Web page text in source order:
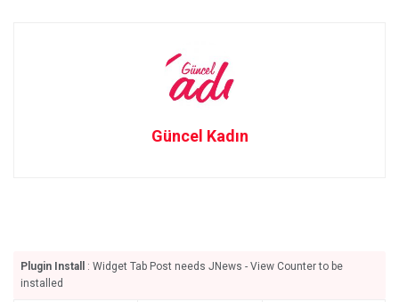
Güncel Kadın
Plugin Install
: Widget Tab Post needs JNews - View Counter to be
installed